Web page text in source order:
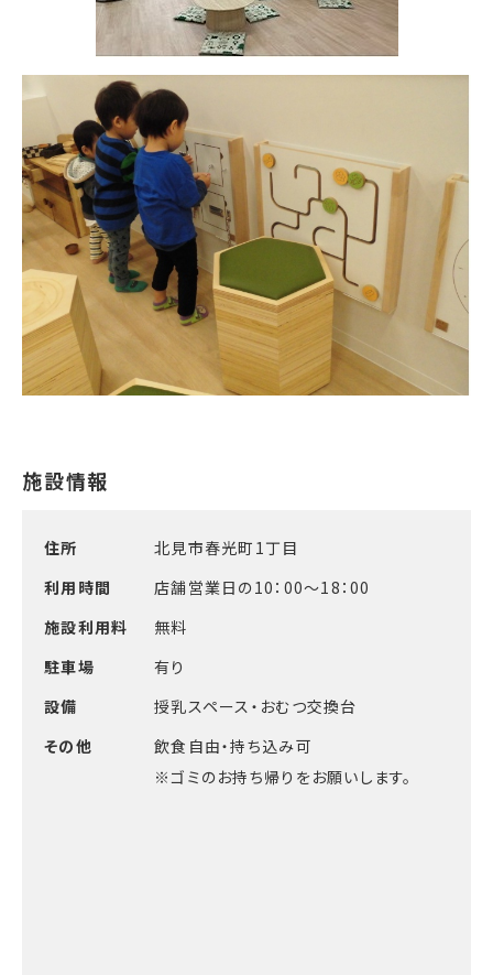
住所
北見市春光町1丁目
利用時間
店舗営業日の10：00～18：00
施設利用料
無料
駐車場
有り
設備
授乳スペース・おむつ交換台
その他
飲食自由・持ち込み可
※ゴミのお持ち帰りをお願いします。